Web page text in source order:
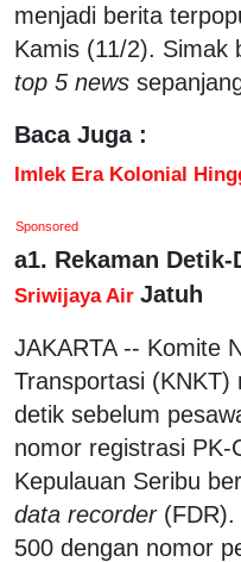
menjadi berita
Kamis (11/2). Simak
top 5 news
Baca Juga :
Imlek Era Kolonial
Sponsored
a1. Rekaman
Sriwijaya Air Jatuh
JAKARTA -- Komite
Transportasi (KNKT)
detik sebelum
nomor registrasi PK-
Kepulauan Seribu
data recorder(FDR).
500 dengan nomor